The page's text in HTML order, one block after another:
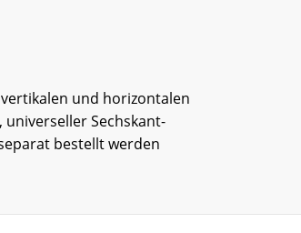
und horizontalen
Sechskant-
bestellt werden